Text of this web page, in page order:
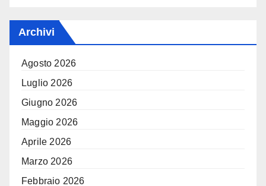
Archivi
Agosto 2026
Luglio 2026
Giugno 2026
Maggio 2026
Aprile 2026
Marzo 2026
Febbraio 2026